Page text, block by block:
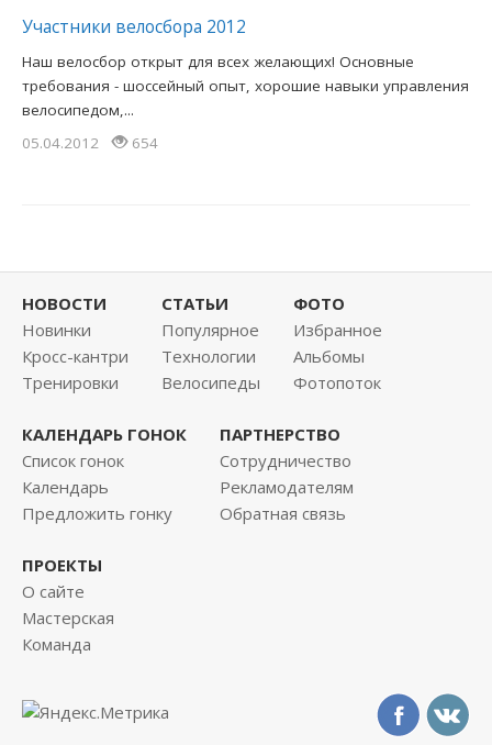
Участники велосбора 2012
Наш велосбор открыт для всех желающих! Основные
требования - шоссейный опыт, хорошие навыки управления
велосипедом,...
05.04.2012
654
НОВОСТИ
Новинки
Кросс-кантри
Тренировки
СТАТЬИ
Популярное
Технологии
Велосипеды
ФОТО
Избранное
Альбомы
Фотопоток
КАЛЕНДАРЬ ГОНОК
Список гонок
Календарь
Предложить гонку
ПАРТНЕРСТВО
Сотрудничество
Рекламодателям
Обратная связь
ПРОЕКТЫ
О сайте
Мастерская
Команда